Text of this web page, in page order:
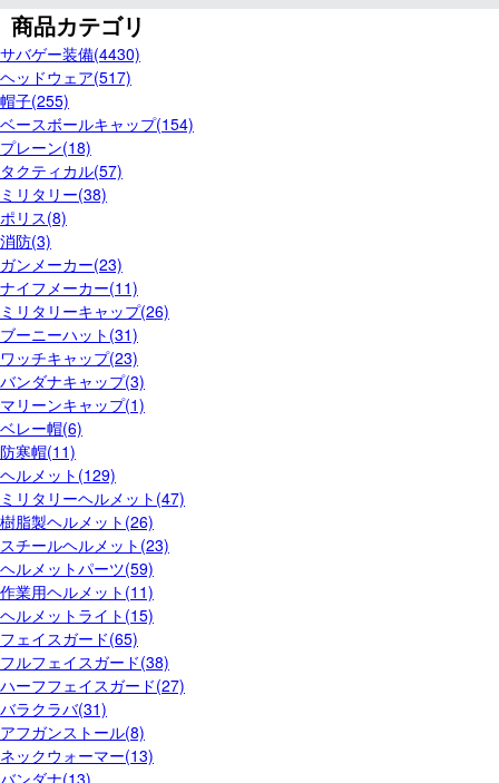
商品カテゴリ
サバゲー装備(4430)
ヘッドウェア(517)
帽子(255)
ベースボールキャップ(154)
プレーン(18)
タクティカル(57)
ミリタリー(38)
ポリス(8)
消防(3)
ガンメーカー(23)
ナイフメーカー(11)
ミリタリーキャップ(26)
ブーニーハット(31)
ワッチキャップ(23)
バンダナキャップ(3)
マリーンキャップ(1)
ベレー帽(6)
防寒帽(11)
ヘルメット(129)
ミリタリーヘルメット(47)
樹脂製ヘルメット(26)
スチールヘルメット(23)
ヘルメットパーツ(59)
作業用ヘルメット(11)
ヘルメットライト(15)
フェイスガード(65)
フルフェイスガード(38)
ハーフフェイスガード(27)
バラクラバ(31)
アフガンストール(8)
ネックウォーマー(13)